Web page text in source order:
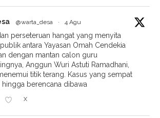
@warta_desa · 4 Agu
perseteruan hangat yang menyita
antara Yayasan Omah Cendekia
dengan mantan calon guru
Anggun Wuri Astuti Ramadhani,
titik terang. Kasus yang sempat
hingga berencana dibawa
X